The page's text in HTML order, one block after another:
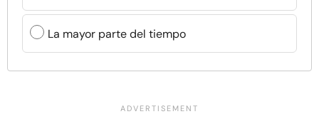
La mayor parte del tiempo